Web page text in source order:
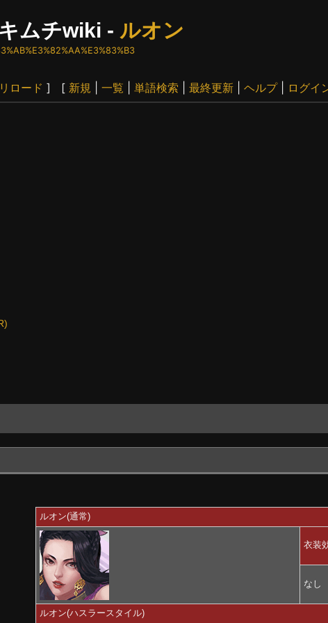
ムチwiki - ルオン
リロード ] [ 新規 一覧 単語検索 最終更新| ヘルプ| ログイ
ルオン(通常)
衣装
なし
ルオン(ハスラースタイル)